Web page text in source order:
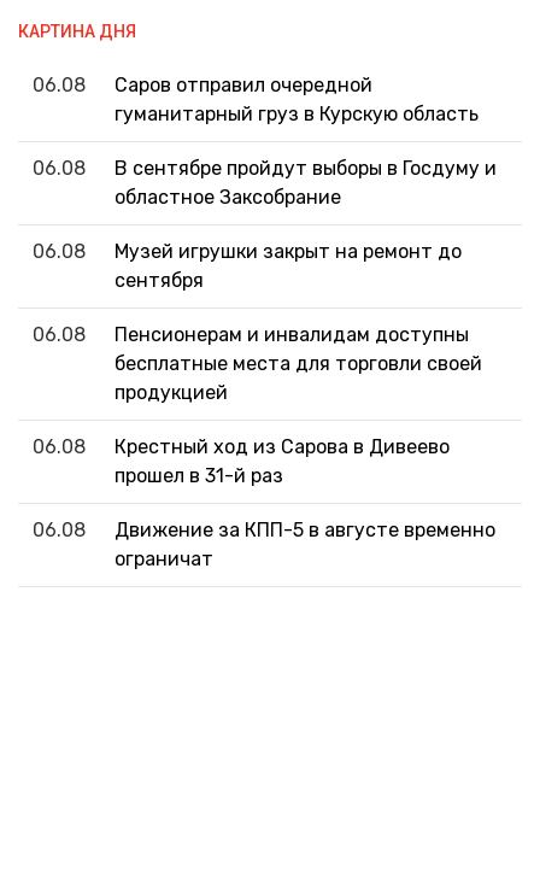
КАРТИНА ДНЯ
06.08
Саров отправил очередной
гуманитарный груз в Курскую область
06.08
В сентябре пройдут выборы в Госдуму и
областное Заксобрание
06.08
Музей игрушки закрыт на ремонт до
сентября
06.08
Пенсионерам и инвалидам доступны
бесплатные места для торговли своей
продукцией
06.08
Крестный ход из Сарова в Дивеево
прошел в 31-й раз
06.08
Движение за КПП-5 в августе временно
ограничат